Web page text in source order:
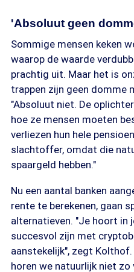
'Absoluut geen
Sommige mensen keken
waarop de waarde
prachtig uit. Maar het is
trappen zijn geen domme
"Absoluut niet. De
hoe ze mensen moeten
verliezen hun hele
slachtoffer, omdat die
spaargeld hebben."
Nu een aantal banken
rente te berekenen, gaan
alternatieven. "Je hoort in
succesvol zijn met
aanstekelijk", zegt Kolthof.
horen we natuurlijk niet zo